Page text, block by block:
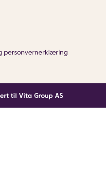
personvernerklæring
til Vita Group AS